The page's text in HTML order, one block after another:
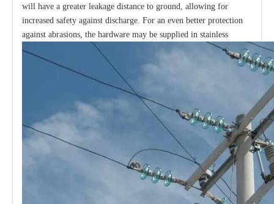
will have a greater leakage distance to ground, allowing for
increased safety against discharge. For an even better protection
against abrasions, the hardware may be supplied in stainless